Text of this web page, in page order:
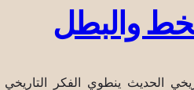
والبطل
الحديث ينطوي الفكر التاريخي